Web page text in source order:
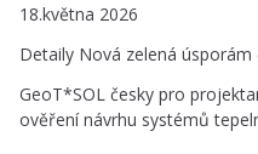
18.května 2026
Detaily Nová zelená úsporám
GeoT*SOL česky pro
ověření návrhu systémů